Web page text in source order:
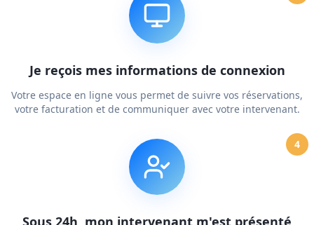
Je reçois mes informations de connexion
Votre espace en ligne vous permet de suivre vos réservations,
votre facturation et de communiquer avec votre intervenant.
4
Sous 24h, mon intervenant m'est présenté